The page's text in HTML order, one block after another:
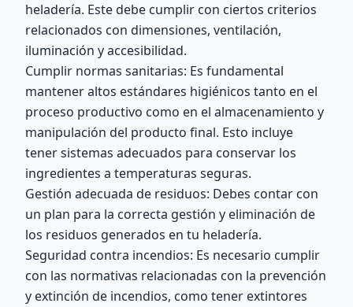
heladería. Este debe cumplir con ciertos criterios
relacionados con dimensiones, ventilación,
iluminación y accesibilidad.
Cumplir normas sanitarias: Es fundamental
mantener altos estándares higiénicos tanto en el
proceso productivo como en el almacenamiento y
manipulación del producto final. Esto incluye
tener sistemas adecuados para conservar los
ingredientes a temperaturas seguras.
Gestión adecuada de residuos: Debes contar con
un plan para la correcta gestión y eliminación de
los residuos generados en tu heladería.
Seguridad contra incendios: Es necesario cumplir
con las normativas relacionadas con la prevención
y extinción de incendios, como tener extintores